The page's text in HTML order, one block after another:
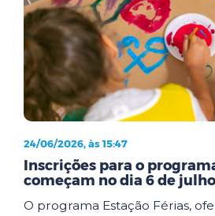
24/06/2026, às 15:47
Inscrições para o
começam no dia 6 de julho
O programa Estação Férias,